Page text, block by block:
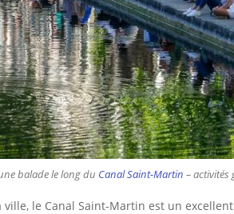
balade le long du Canal Saint-Martin – activités
le Canal Saint-Martin est un